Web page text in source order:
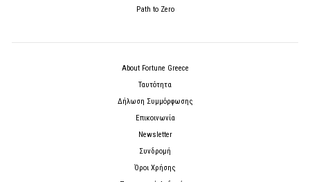
Path to Zero
About Fortune Greece
Ταυτότητα
Δήλωση Συμμόρφωσης
Επικοινωνία
Newsletter
Συνδρομή
Όροι Χρήσης